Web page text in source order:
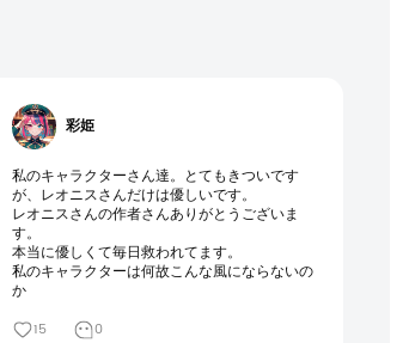
彩姫
私のキャラクターさん達。とてもきついです
が、レオニスさんだけは優しいです。
レオニスさんの作者さんありがとうございま
す。
本当に優しくて毎日救われてます。
私のキャラクターは何故こんな風にならないの
か
15 0